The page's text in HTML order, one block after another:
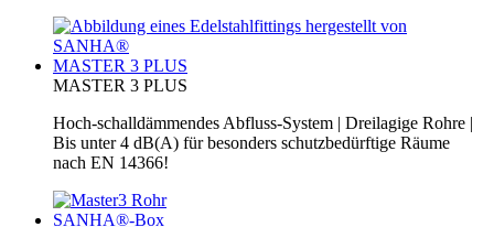
MASTER 3 PLUS
MASTER 3 PLUS
Hoch-schalldämmendes Abfluss-System | Dreilagige Rohre |
Bis unter 4 dB(A) für besonders schutzbedürftige Räume
nach EN 14366!
SANHA®-Box